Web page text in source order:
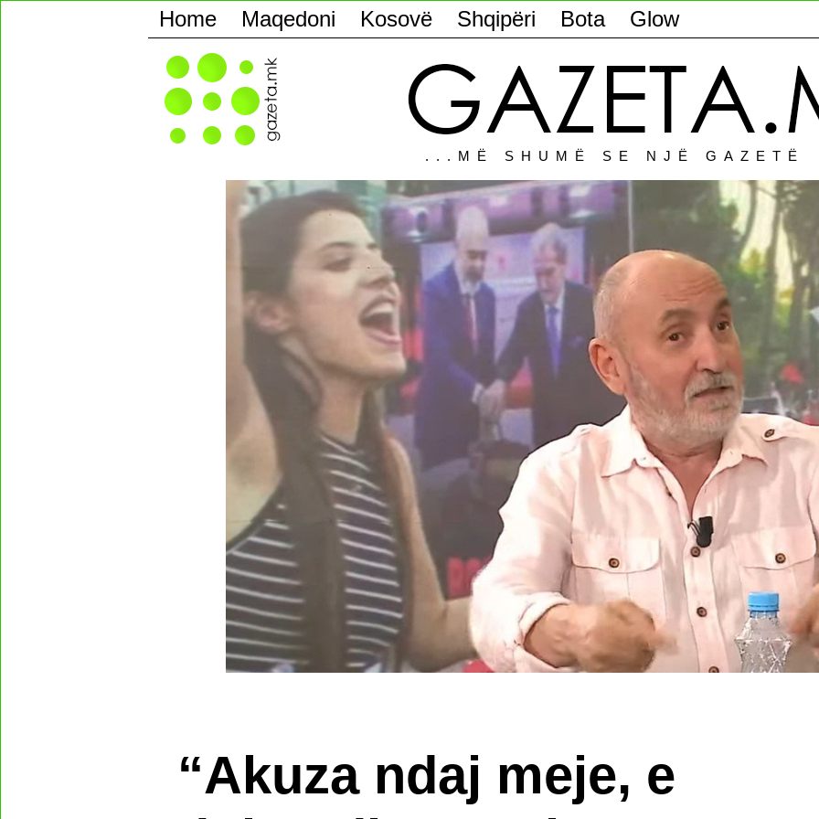
Home Maqedoni Kosovë Shqipëri Bota Glow
...MË SHUMË SE NJË GAZETË
“Akuza ndaj meje, e